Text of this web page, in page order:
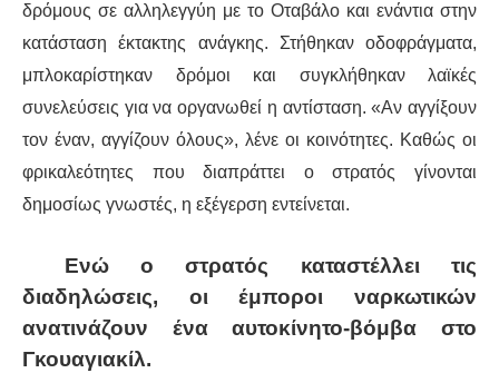
δρόμους σε αλληλεγγύη με το Οταβάλο και ενάντια στην
κατάσταση έκτακτης ανάγκης. Στήθηκαν οδοφράγματα,
μπλοκαρίστηκαν δρόμοι και συγκλήθηκαν λαϊκές
συνελεύσεις για να οργανωθεί η αντίσταση. «Αν αγγίξουν
τον έναν, αγγίζουν όλους», λένε οι κοινότητες. Καθώς οι
φρικαλεότητες που διαπράττει ο στρατός γίνονται
δημοσίως γνωστές, η εξέγερση εντείνεται.
Ενώ ο στρατός καταστέλλει τις
διαδηλώσεις, οι έμποροι ναρκωτικών
ανατινάζουν ένα αυτοκίνητο-βόμβα στο
Γκουαγιακίλ.